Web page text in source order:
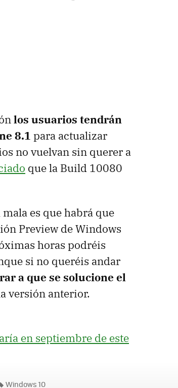
los usuarios tendrán
8.1 para actualizar
no vuelvan sin querer a
que la Build 10080
es que habrá que
Preview de Windows
horas podréis
si no queréis andar
a que se solucione el
versión anterior.
en septiembre de este
Windows 10